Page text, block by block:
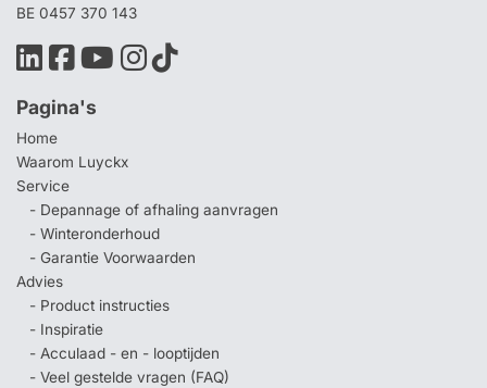
BE 0457 370 143
Pagina's
Home
Waarom Luyckx
Service
- Depannage of afhaling aanvragen
- Winteronderhoud
- Garantie Voorwaarden
Advies
- Product instructies
- Inspiratie
- Acculaad - en - looptijden
- Veel gestelde vragen (FAQ)